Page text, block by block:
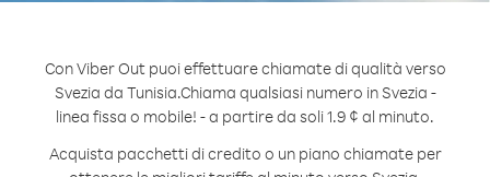
Con Viber Out puoi effettuare chiamate di qualità verso
Svezia da Tunisia.Chiama qualsiasi numero in Svezia -
linea fissa o mobile! - a partire da soli 1.9 ¢ al minuto.
Acquista pacchetti di credito o un piano chiamate per